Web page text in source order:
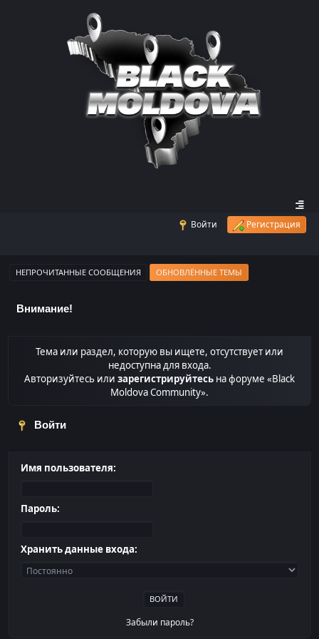
Войти Регистрация
НЕПРОЧИТАННЫЕ СООБЩЕНИЯ ОБНОВЛЁННЫЕ ТЕМЫ
Внимание!
Тема или раздел, которую вы ищете, отсутствует или
недоступна для входа.
Авторизуйтесь или зарегистрируйтесь на форуме «Black
Moldova Community».
Войти
Имя пользователя:
Пароль:
Хранить данные входа:
Забыли пароль?